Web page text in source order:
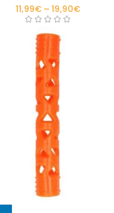
11,99€ – 19,90€